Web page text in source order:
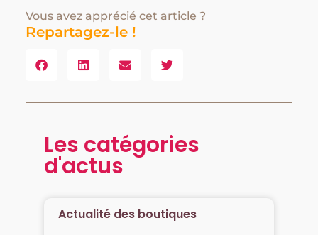
Vous avez apprécié cet article ?
Repartagez-le !
Les catégories
d'actus
Actualité des boutiques